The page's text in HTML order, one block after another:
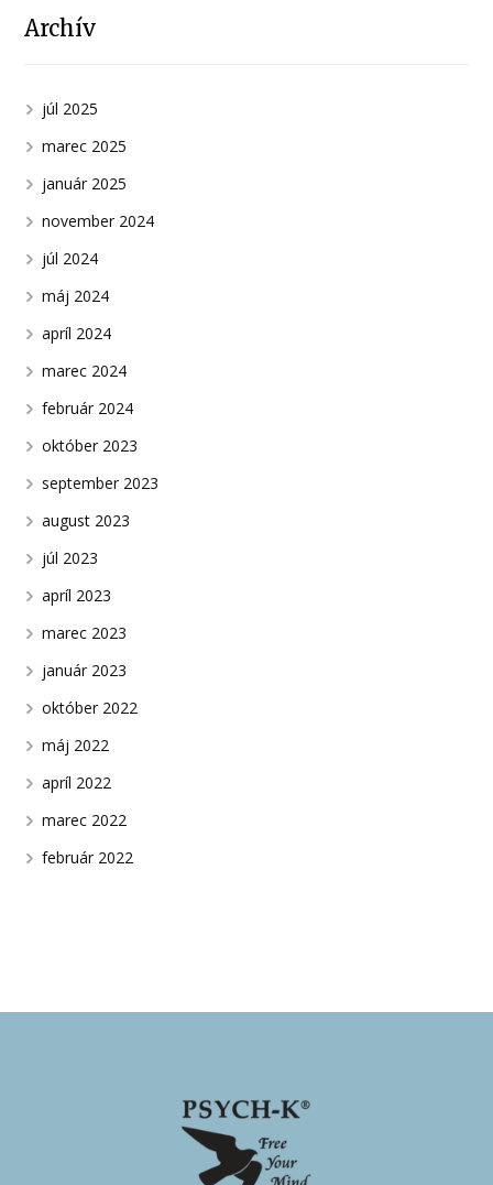
Archív
júl 2025
marec 2025
január 2025
november 2024
júl 2024
máj 2024
apríl 2024
marec 2024
február 2024
október 2023
september 2023
august 2023
júl 2023
apríl 2023
marec 2023
január 2023
október 2022
máj 2022
apríl 2022
marec 2022
február 2022